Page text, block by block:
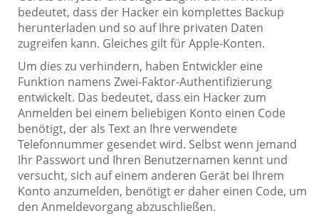
bedeutet, dass der Hacker ein komplettes Backup
herunterladen und so auf Ihre privaten Daten
zugreifen kann. Gleiches gilt für Apple-Konten.
Um dies zu verhindern, haben Entwickler eine
Funktion namens Zwei-Faktor-Authentifizierung
entwickelt. Das bedeutet, dass ein Hacker zum
Anmelden bei einem beliebigen Konto einen Code
benötigt, der als Text an Ihre verwendete
Telefonnummer gesendet wird. Selbst wenn jemand
Ihr Passwort und Ihren Benutzernamen kennt und
versucht, sich auf einem anderen Gerät bei Ihrem
Konto anzumelden, benötigt er daher einen Code, um
den Anmeldevorgang abzuschließen.